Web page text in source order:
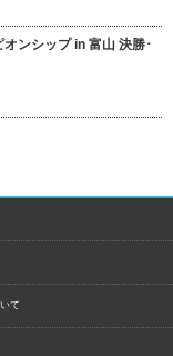
ンシップ in 富山 決勝･
て